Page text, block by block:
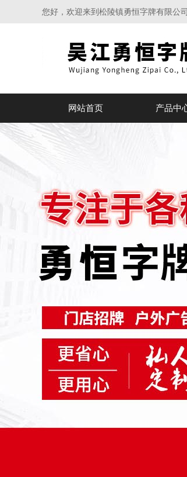
您好，欢迎来到松陵镇勇恒字牌有限公
网站首页 产品中